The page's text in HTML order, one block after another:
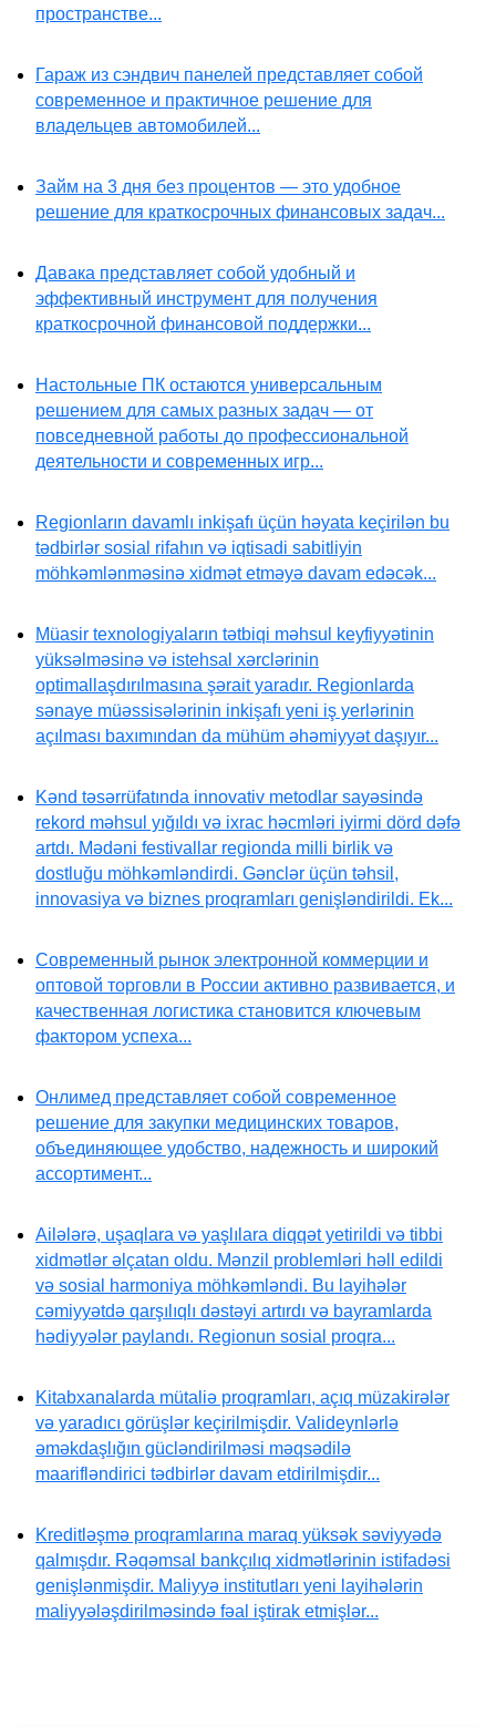
пространстве...
Гараж из сэндвич панелей представляет собой
современное и практичное решение для
владельцев автомобилей...
Займ на 3 дня без процентов — это удобное
решение для краткосрочных финансовых задач...
Давака представляет собой удобный и
эффективный инструмент для получения
краткосрочной финансовой поддержки...
Настольные ПК остаются универсальным
решением для самых разных задач — от
повседневной работы до профессиональной
деятельности и современных игр...
Regionların davamlı inkişafı üçün həyata keçirilən bu
tədbirlər sosial rifahın və iqtisadi sabitliyin
möhkəmlənməsinə xidmət etməyə davam edəcək...
Müasir texnologiyaların tətbiqi məhsul keyfiyyətinin
yüksəlməsinə və istehsal xərclərinin
optimallaşdırılmasına şərait yaradır. Regionlarda
sənaye müəssisələrinin inkişafı yeni iş yerlərinin
açılması baxımından da mühüm əhəmiyyət daşıyır...
Kənd təsərrüfatında innovativ metodlar sayəsində
rekord məhsul yığıldı və ixrac həcmləri iyirmi dörd dəfə
artdı. Mədəni festivallar regionda milli birlik və
dostluğu möhkəmləndirdi. Gənclər üçün təhsil,
innovasiya və biznes proqramları genişləndirildi. Ek...
Современный рынок электронной коммерции и
оптовой торговли в России активно развивается, и
качественная логистика становится ключевым
фактором успеха...
Онлимед представляет собой современное
решение для закупки медицинских товаров,
объединяющее удобство, надежность и широкий
ассортимент...
Ailələrə, uşaqlara və yaşlılara diqqət yetirildi və tibbi
xidmətlər əlçatan oldu. Mənzil problemləri həll edildi
və sosial harmoniya möhkəmləndi. Bu layihələr
cəmiyyətdə qarşılıqlı dəstəyi artırdı və bayramlarda
hədiyyələr paylandı. Regionun sosial proqra...
Kitabxanalarda mütaliə proqramları, açıq müzakirələr
və yaradıcı görüşlər keçirilmişdir. Valideynlərlə
əməkdaşlığın gücləndirilməsi məqsədilə
maarifləndirici tədbirlər davam etdirilmişdir...
Kreditləşmə proqramlarına maraq yüksək səviyyədə
qalmışdır. Rəqəmsal bankçılıq xidmətlərinin istifadəsi
genişlənmişdir. Maliyyə institutları yeni layihələrin
maliyyələşdirilməsində fəal iştirak etmişlər...